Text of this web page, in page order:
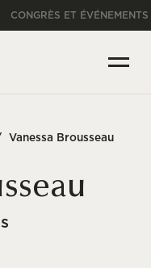
CONGRÈS ET ÉVÉNEMENTS
Vanessa Brousseau